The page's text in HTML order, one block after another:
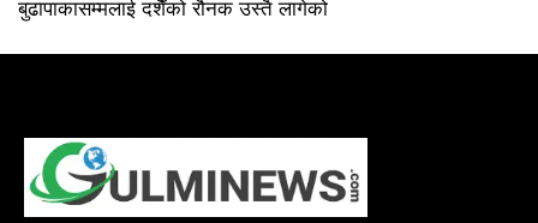
बुढापाकासम्मलाई दशैँको रौनक उस्तै लागेको